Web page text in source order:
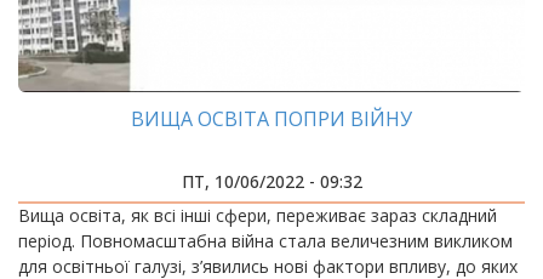
ВИЩА ОСВІТА ПОПРИ ВІЙНУ
ПТ, 10/06/2022 - 09:32
Вища освіта, як всі інші сфери, переживає зараз складний
період. Повномасштабна війна стала величезним викликом
для освітньої галузі, з’явились нові фактори впливу, до яких